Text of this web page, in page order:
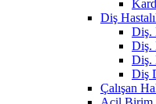
Diş
Diş.
Diş.
Diş.
Diş
Çalışan